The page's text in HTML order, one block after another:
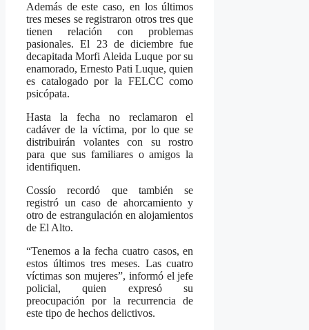
Además de este caso, en los últimos
tres meses se registraron otros tres que
tienen relación con problemas
pasionales. El 23 de diciembre fue
decapitada Morfi Aleida Luque por su
enamorado, Ernesto Pati Luque, quien
es catalogado por la FELCC como
psicópata.
Hasta la fecha no reclamaron el
cadáver de la víctima, por lo que se
distribuirán volantes con su rostro
para que sus familiares o amigos la
identifiquen.
Cossío recordó que también se
registró un caso de ahorcamiento y
otro de estrangulación en alojamientos
de El Alto.
“Tenemos a la fecha cuatro casos, en
estos últimos tres meses. Las cuatro
víctimas son mujeres”, informó el jefe
policial, quien expresó su
preocupación por la recurrencia de
este tipo de hechos delictivos.